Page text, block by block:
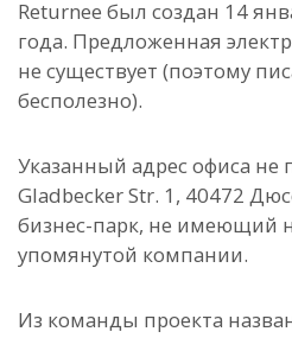
Returnee был создан 14
года. Предложенная
не существует (поэтому
бесполезно).
Указанный адрес офиса
Gladbecker Str. 1, 40472
бизнес-парк, не имеющий
упомянутой компании.
Из команды проекта